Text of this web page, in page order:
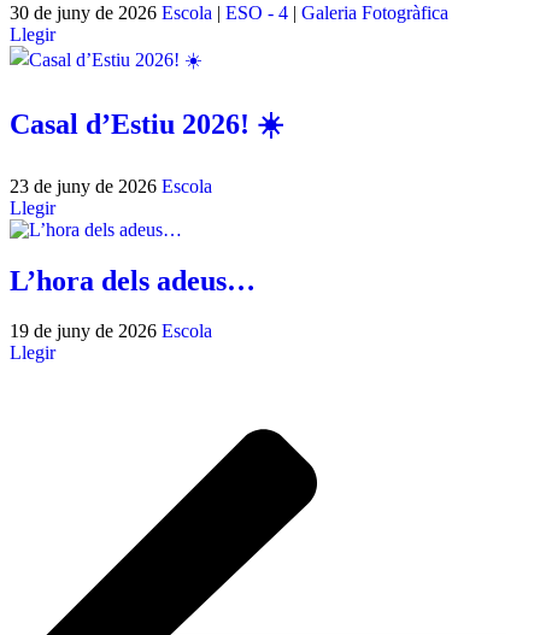
30 de juny de 2026 Escola | ESO - 4 | Galeria Fotogràfica
Llegir
Casal d’Estiu 2026! ☀️
23 de juny de 2026 Escola
Llegir
L’hora dels adeus…
19 de juny de 2026 Escola
Llegir